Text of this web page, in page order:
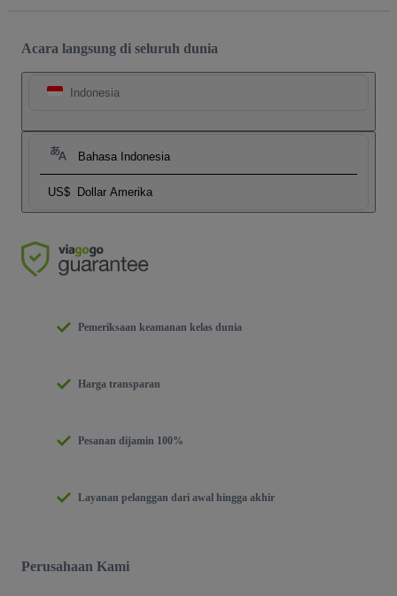
Acara langsung di seluruh dunia
Indonesia
Bahasa Indonesia
US$ Dollar Amerika
Pemeriksaan keamanan kelas dunia
Harga transparan
Pesanan dijamin 100%
Layanan pelanggan dari awal hingga akhir
Perusahaan Kami